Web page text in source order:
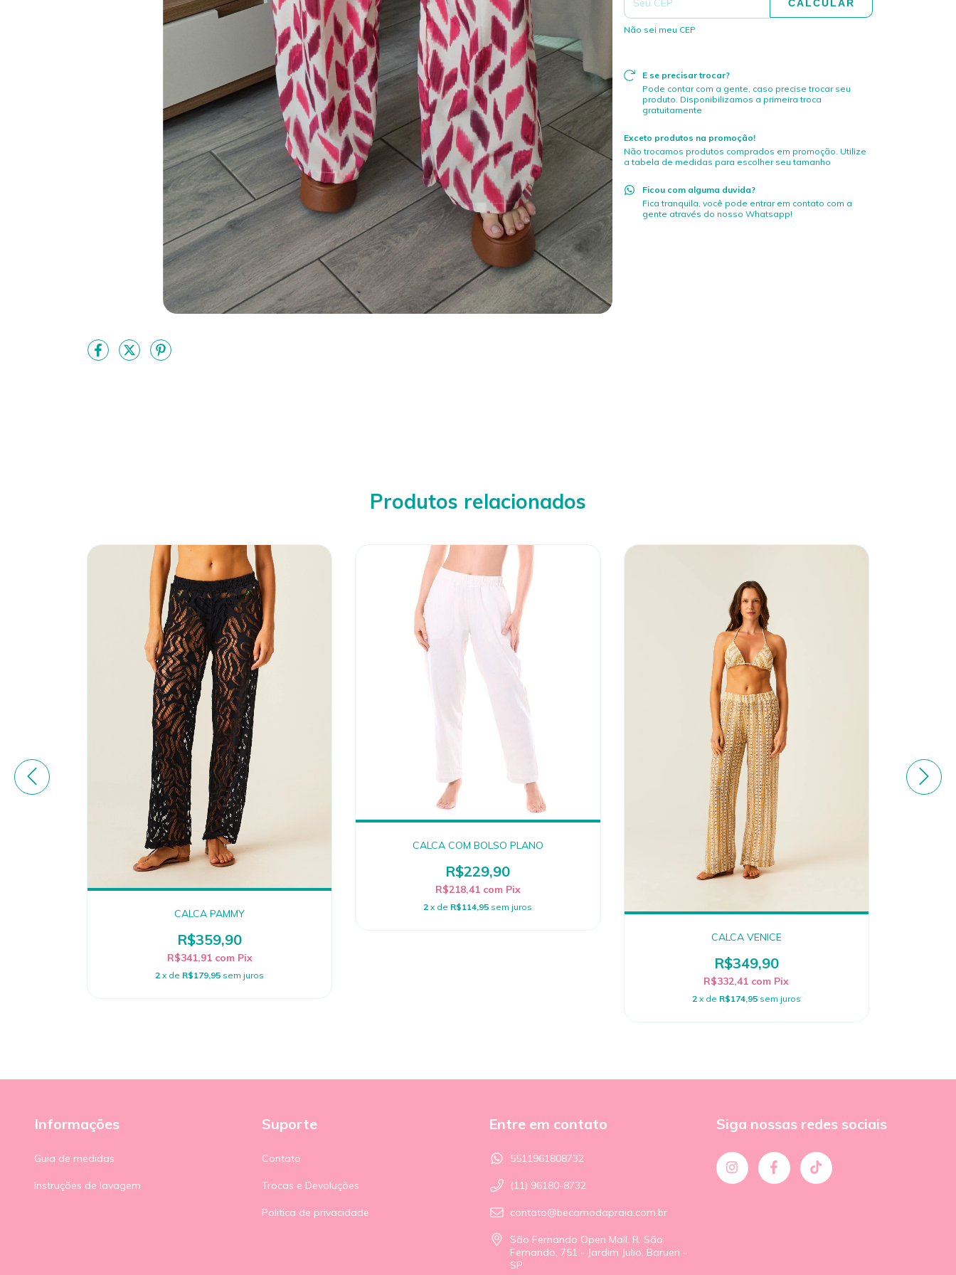
CALCULAR
Não sei meu CEP
E se precisar trocar?
Pode contar com a gente, caso precise trocar seu
produto. Disponibilizamos a primeira troca
gratuitamente
Exceto produtos na promoção!
Não trocamos produtos comprados em promoção. Utilize
a tabela de medidas para escolher seu tamanho
Ficou com alguma duvida?
Fica tranquila, você pode entrar em contato com a
gente através do nosso Whatsapp!
Produtos relacionados
CALCA PAMMY
R$359,90
R$341,91 com Pix
2 x de R$179,95 sem juros
CALCA COM BOLSO PLANO
R$229,90
R$218,41 com Pix
2 x de R$114,95 sem juros
CALCA VENICE
R$349,90
R$332,41 com Pix
2 x de R$174,95 sem juros
Informações
Guia de medidas
Instruções de lavagem
Suporte
Contato
Trocas e Devoluções
Politica de privacidade
Entre em contato
5511961808732
(11) 96180-8732
contato@becamodapraia.com.br
São Fernando Open Mall. R. São
Fernando, 751 - Jardim Julio, Barueri -
SP
Siga nossas redes sociais